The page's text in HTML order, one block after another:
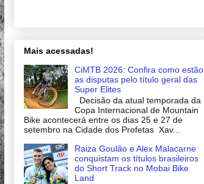
Mais acessadas!
CiMTB 2026: Confira como estão
as disputas pelo título geral das
Super Elites
Decisão da atual temporada da
Copa Internacional de Mountain
Bike acontecerá entre os dias 25 e 27 de
setembro na Cidade dos Profetas Xav...
Raiza Goulão e Alex Malacarne
conquistam os títulos brasileiros
do Short Track no Mobai Bike
Land